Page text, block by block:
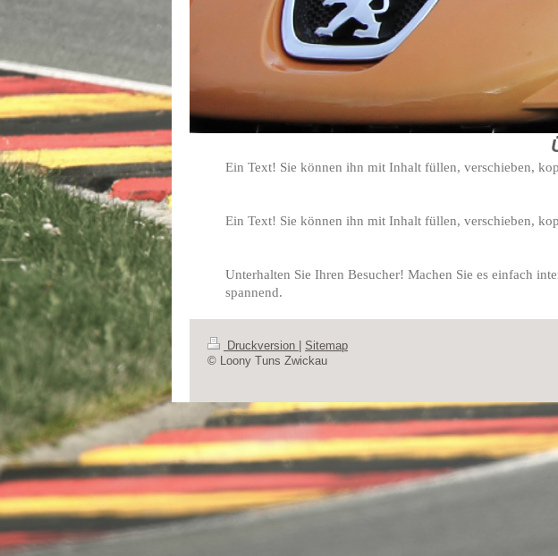
Ein Text! Sie können ihn mit Inhalt füllen, verschieben,
Ein Text! Sie können ihn mit Inhalt füllen, verschieben,
Unterhalten Sie Ihren Besucher! Machen Sie es einfach
spannend.
Druckversion
Sitemap
© Loony Tuns Zwickau